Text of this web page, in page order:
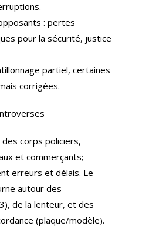
: pertes
pour la sécurité, justice
partiel, certaines
corrigées.
corps policiers,
et commerçants;
erreurs et délais. Le
autour des
de la lenteur, et des
(plaque/modèle).